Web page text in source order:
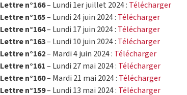
Lettre n°166– Lundi 1er juillet 2024 : Télécharger
Lettre n°165– Lundi 24 juin 2024 : Télécharger
Lettre n°164– Lundi 17 juin 2024 : Télécharger
Lettre n°163– Lundi 10 juin 2024 : Télécharger
Lettre n°162– Mardi 4 juin 2024 : Télécharger
Lettre n°161– Lundi 27 mai 2024 : Télécharger
Lettre n°160– Mardi 21 mai 2024 : Télécharger
Lettre n°159– Lundi 13 mai 2024 : Télécharger